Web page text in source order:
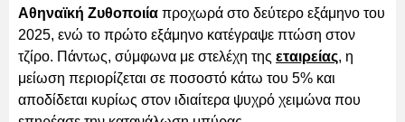
Αθηναϊκή Ζυθοποιία προχωρά στο δεύτερο εξάμηνο του
2025, ενώ το πρώτο εξάμηνο κατέγραψε πτώση στον
τζίρο. Πάντως, σύμφωνα με στελέχη της εταιρείας, η
μείωση περιορίζεται σε ποσοστό κάτω του 5% και
αποδίδεται κυρίως στον ιδιαίτερα ψυχρό χειμώνα που